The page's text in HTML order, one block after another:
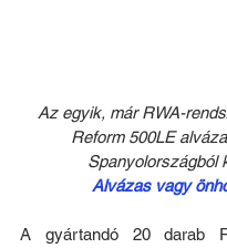
Az egyik, már RWA-
Reform 500LE
Spanyolországból
Alvázas vagy
A gyártandó 20 darab